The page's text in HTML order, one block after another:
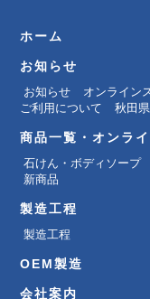
ホーム
お知らせ
お知らせ オンライン
ご利用について
秋田
商品一覧・オンラ
石けん・ボディソープ
新商品
製造工程
製造工程
OEM製造
会社案内